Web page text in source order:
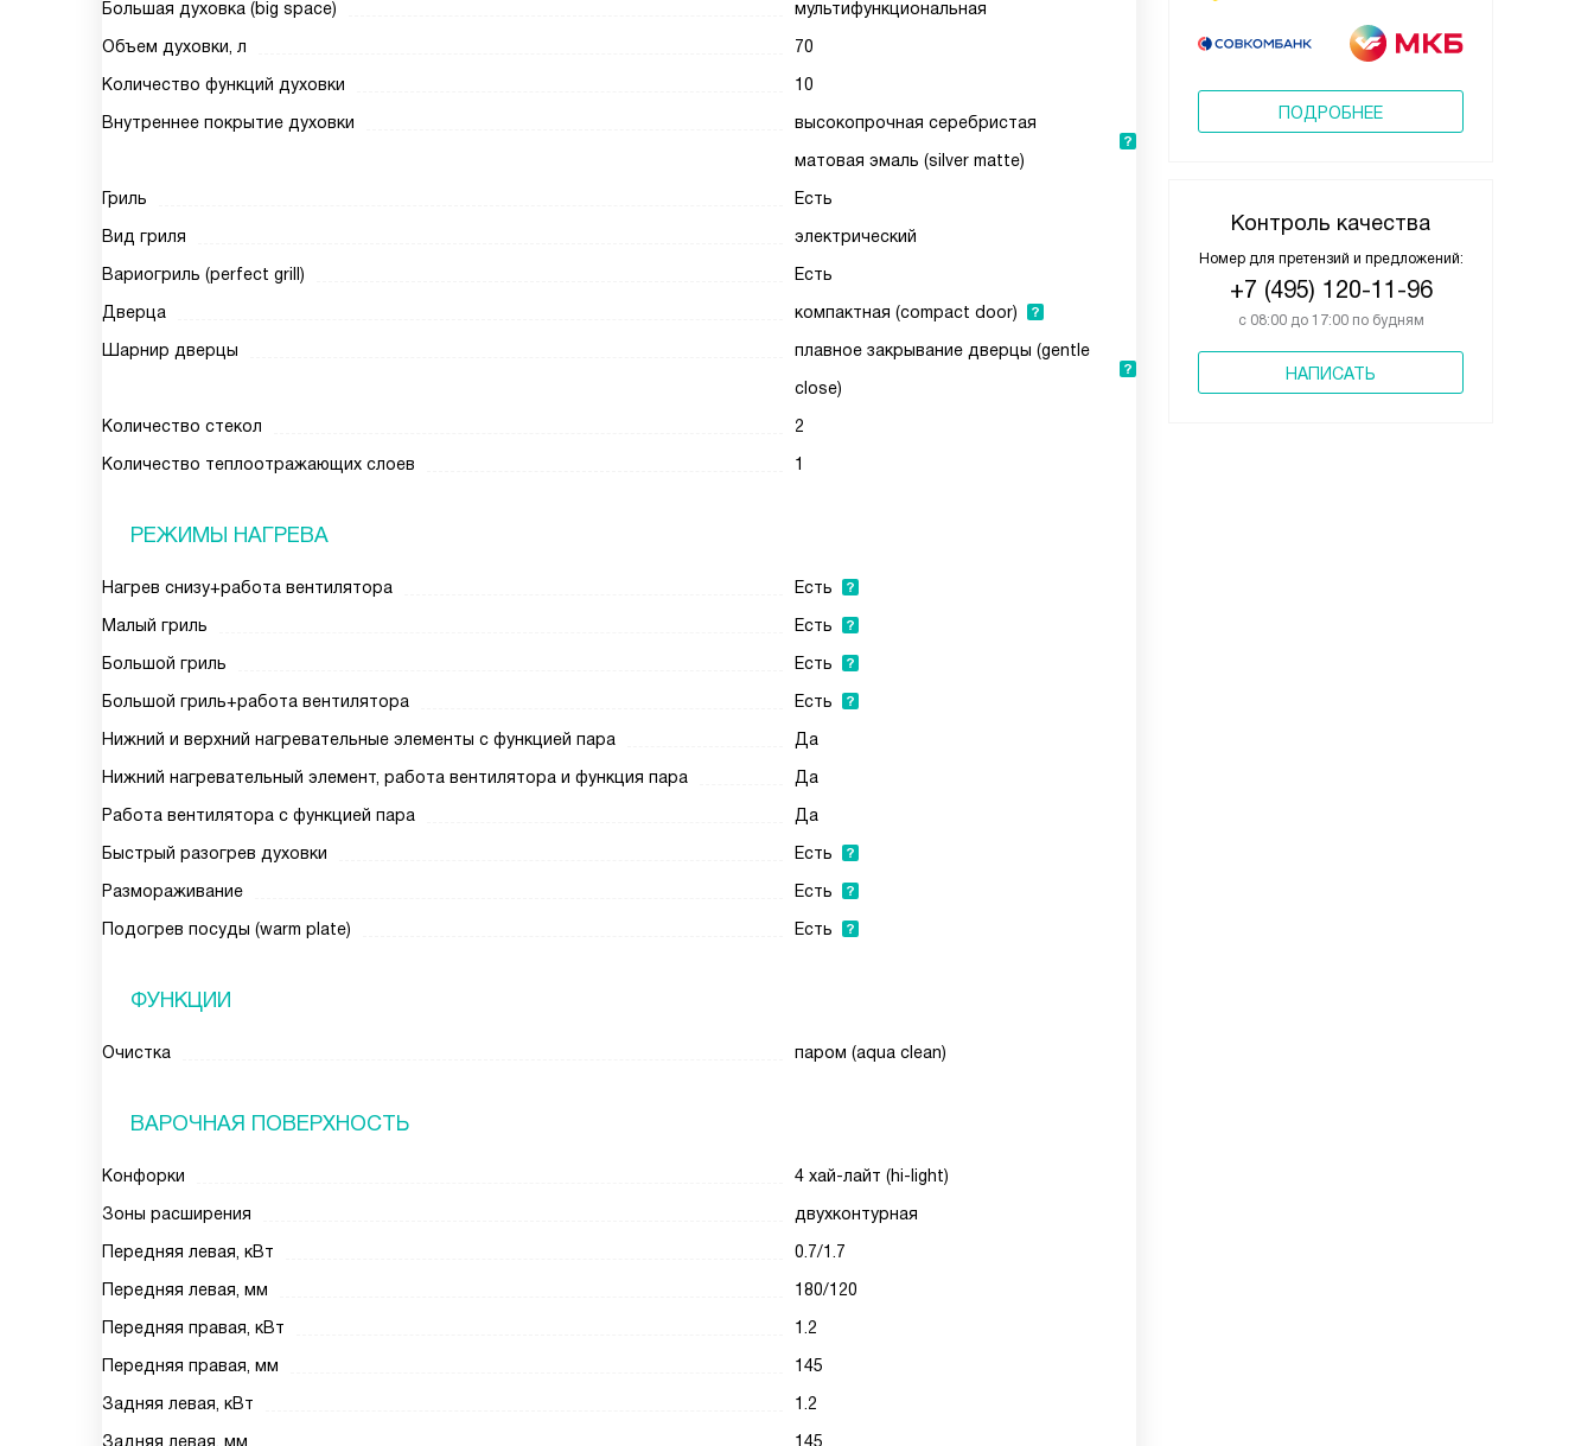
ПОДРОБНЕЕ
Контроль качества
Номер для претензий и предложений:
+7 (495) 120-11-96
с 08:00 до 17:00 по будням
НАПИСАТЬ
Большая духовка (big space)
мультифункциональная
Объем духовки, л
70
Количество функций духовки
10
Внутреннее покрытие духовки
высокопрочная серебристая
матовая эмаль (silver matte)
Гриль
Есть
Вид гриля
электрический
Вариогриль (perfect grill)
Есть
Дверца
компактная (compact door)
Шарнир дверцы
плавное закрывание дверцы (gentle
close)
Количество стекол
2
Количество теплоотражающих слоев
1
РЕЖИМЫ НАГРЕВА
Нагрев снизу+работа вентилятора
Есть
Малый гриль
Есть
Большой гриль
Есть
Большой гриль+работа вентилятора
Есть
Нижний и верхний нагревательные элементы с функцией пара
Да
Нижний нагревательный элемент, работа вентилятора и функция пара
Да
Работа вентилятора с функцией пара
Да
Быстрый разогрев духовки
Есть
Размораживание
Есть
Подогрев посуды (warm plate)
Есть
ФУНКЦИИ
Очистка паром (aqua clean)
ВАРОЧНАЯ ПОВЕРХНОСТЬ
Конфорки
4 хай-лайт (hi-light)
Зоны расширения
двухконтурная
Передняя левая, кВт
0.7/1.7
Передняя левая, мм
180/120
Передняя правая, кВт
1.2
Передняя правая, мм
145
Задняя левая, кВт
1.2
Задняя левая, мм
145